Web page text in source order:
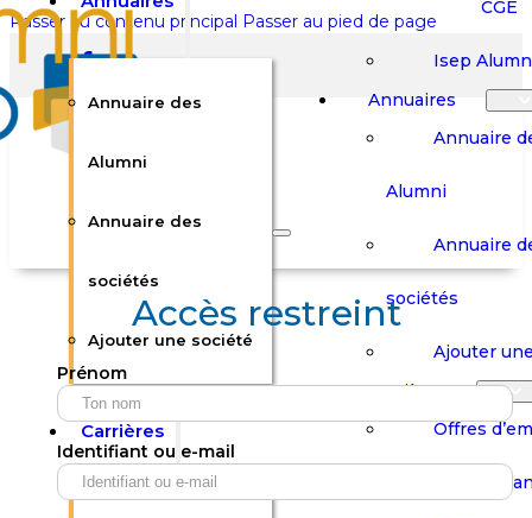
Passer au contenu principal Passer au pied de page
Rechercher sur le site
Rechercher
Votre panier est vide.
Boutique
Panier
Boutique
Annuaire des
Alumni
Annuaire des
sociétés
Ajouter une société
Carrières
CGE
Isep
Annuaires
Annuaire
Alumni
Annuaire
sociétés
Ajouter
Carrières
Offres
Stages /
Accès restreint
Prénom
Identifiant ou e-mail